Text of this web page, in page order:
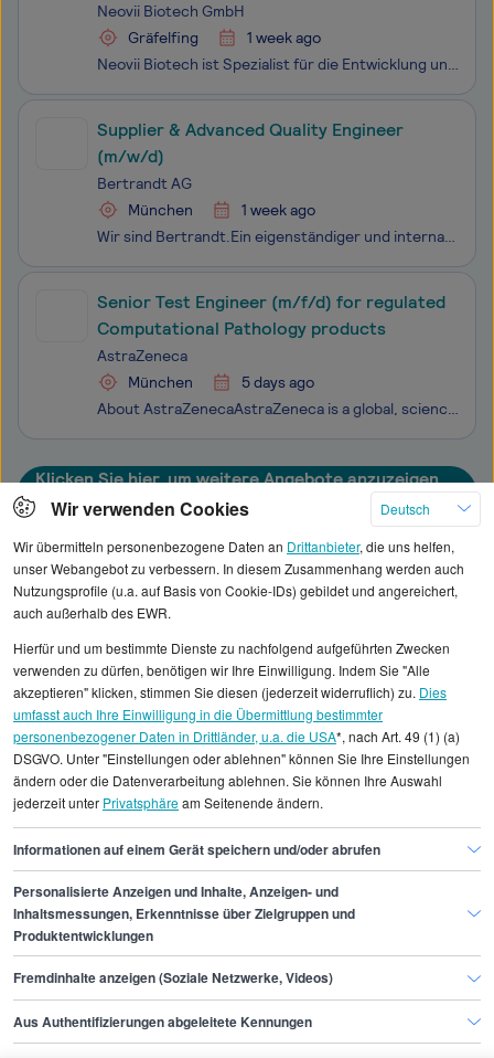
Neovii Biotech GmbH
Gräfelfing
1 week ago
Neovii Biotech ist Spezialist für die Entwicklung und Vermarktung von immunologisch wirksamen biopharmazeutischen Produkten zur Prophylaxe oder Therapie immunologischer Erkrankungen. Der Schwerpunkt liegt auf dem Einsatz innovativer Antikörpertherapien. Neovii Biotech produziert und vermarktet insbe
Supplier & Advanced Quality Engineer
(m/w/d)
Bertrandt AG
München
1 week ago
Wir sind Bertrandt.Ein eigenständiger und internationaler Engineering Dienstleister mit langjähriger Expertise. Mit branchenübergreifendem Know-how und einem ganzheitlichen System- und Produktverständnis schaffen wir technologische Lösungen entlang der gesamten Wertschöpfungskette. Wir beschäftigen
Senior Test Engineer (m/f/d) for regulated
Computational Pathology products
AstraZeneca
München
5 days ago
About AstraZenecaAstraZeneca is a global, science-led, patient-focused biopharmaceutical company that focuses on the discovery, development and commercialization of prescription medicines for some of the world's most serious diseases. But we're more than one of the world's leading pharmaceutical com
Klicken Sie hier, um weitere Angebote anzuzeigen
Alle angezeigten Gehaltsdaten beruhen auf
Durchschnittswerte und die Angaben können nicht
einzelnen Stellenangeboten zugeordnet werden.
Gehaltsinformationen
IT
Senior Manager of Quality Assurance
Senior Manager of Quality Assurance München
Finde den Job,
der zu dir passt.
Wir verwenden Cookies
Deutsch
Wir übermitteln personenbezogene Daten an Drittanbieter, die uns helfen,
unser Webangebot zu verbessern. In diesem Zusammenhang werden auch
Nutzungsprofile (u.a. auf Basis von Cookie-IDs) gebildet und angereichert,
auch außerhalb des EWR.
Hierfür und um bestimmte Dienste zu nachfolgend aufgeführten Zwecken
verwenden zu dürfen, benötigen wir Ihre Einwilligung. Indem Sie "Alle
akzeptieren" klicken, stimmen Sie diesen (jederzeit widerruflich) zu. Dies
umfasst auch Ihre Einwilligung in die Übermittlung bestimmter
personenbezogener Daten in Drittländer, u.a. die USA*, nach Art. 49 (1) (a)
DSGVO. Unter "Einstellungen oder ablehnen" können Sie Ihre Einstellungen
ändern oder die Datenverarbeitung ablehnen. Sie können Ihre Auswahl
jederzeit unter Privatsphäream Seitenende ändern.
Informationen auf einem Gerät speichern und/oder abrufen
Personalisierte Anzeigen und Inhalte, Anzeigen- und
Inhaltsmessungen, Erkenntnisse über Zielgruppen und
Produktentwicklungen
Fremdinhalte anzeigen (Soziale Netzwerke, Videos)
Aus Authentifizierungen abgeleitete Kennungen